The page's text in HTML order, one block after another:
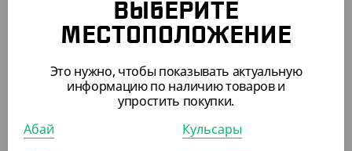
2 350₸
Трубочки бумажные, d 8 мм, 230 мм, 250 шт/уп
ВЫБЕРИТЕ
МЕСТОПОЛОЖЕНИЕ
Это нужно, чтобы показывать актуальную
информацию по наличию товаров и
упростить покупки.
Абай
Кульсары